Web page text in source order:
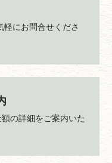
にお問合せくださ
の詳細をご案内いた